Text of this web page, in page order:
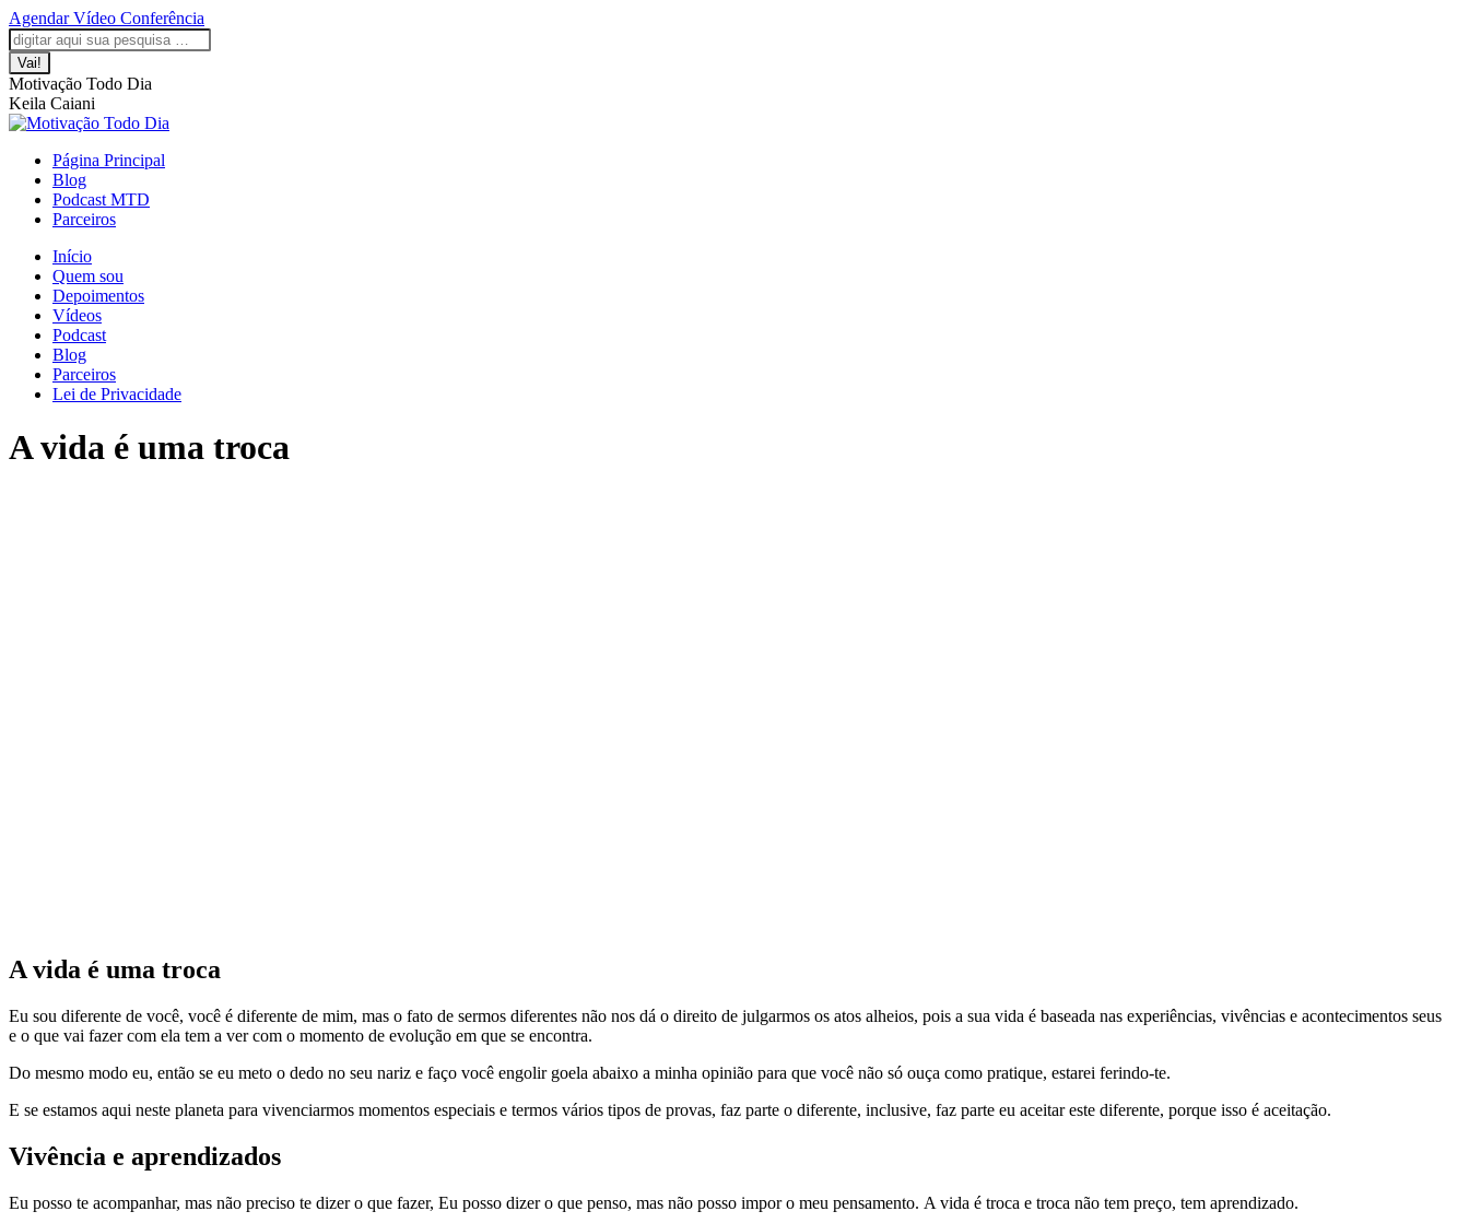
Saltar
para
o
conteúdo
Agendar Vídeo Conferência
A
página
Facebook
abre
numa
nova
janela
A
página
LinkedIn
abre
numa
nova
janela
A
página
Instagram
abre
numa
nova
janela
A
página
YouTube
abre
numa
nova
janela
A
página
WhatsApp
abre
numa
nova
janela
Pesquisar:
Motivação Todo Dia
Keila Caiani
Página Principal
Blog
Podcast MTD
Parceiros
Início
Quem sou
Depoimentos
Vídeos
Podcast
Blog
Parceiros
Lei de Privacidade
A vida é uma troca
A vida é uma troca
Eu sou diferente de você, você é diferente de mim, mas o fato de sermos diferentes não nos dá o direito de julgarmos os atos alheios, pois a sua vida é baseada nas experiências, vivências e acontecimentos seus
e o que vai fazer com ela tem a ver com o momento de evolução em que se encontra.
Do mesmo modo eu, então se eu meto o dedo no seu nariz e faço você engolir goela abaixo a minha opinião para que você não só ouça como pratique, estarei ferindo-te.
E se estamos aqui neste planeta para vivenciarmos momentos especiais e termos vários tipos de provas, faz parte o diferente, inclusive, faz parte eu aceitar este diferente, porque isso é aceitação.
Vivência e aprendizados
Eu posso te acompanhar, mas não preciso te dizer o que fazer, Eu posso dizer o que penso, mas não posso impor o meu pensamento. A vida é troca e troca não tem preço, tem aprendizado.